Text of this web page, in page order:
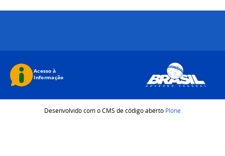
Desenvolvido com o CMS de código aberto Plone